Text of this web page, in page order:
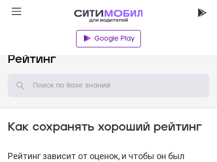
Google Play
Рейтинг
Как сохранять хороший рейтинг
Рейтинг зависит от оценок, и чтобы он был